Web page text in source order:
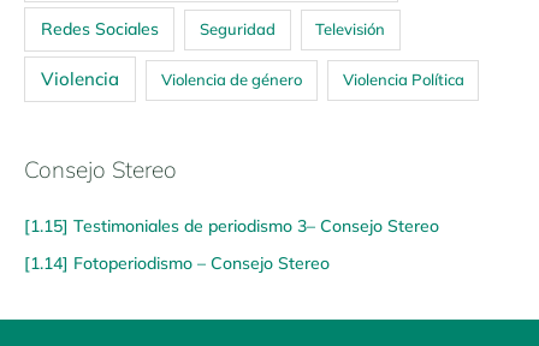
Redes Sociales Seguridad Televisión
Violencia Violencia de género Violencia Política
Consejo Stereo
[1.15] Testimoniales de periodismo 3– Consejo Stereo
[1.14] Fotoperiodismo – Consejo Stereo